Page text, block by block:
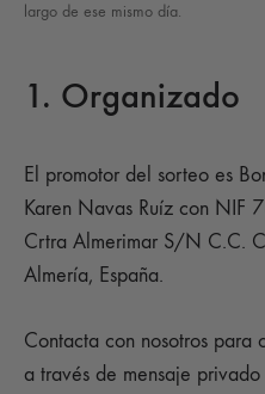
largo de ese mismo día.
1. Organizado
El promotor del sorteo es
Karen Navas Ruíz con NIF
Crtra Almerimar S/N C.C.
Almería, España.
Contacta con nosotros para
a través de mensaje